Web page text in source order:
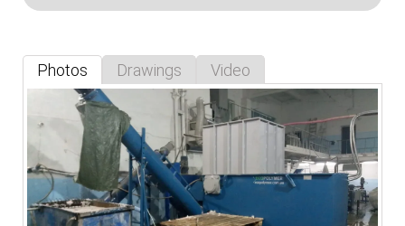
Photos Drawings Video